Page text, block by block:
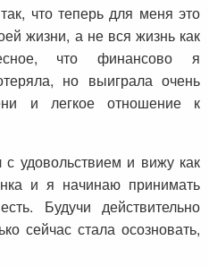
что теперь для меня это
жизни, а не вся жизнь как
что финансово я
но выиграла очень
и легкое отношение к
удовольствием и вижу как
и я начинаю принимать
Будучи действительно
сейчас стала осозновать,